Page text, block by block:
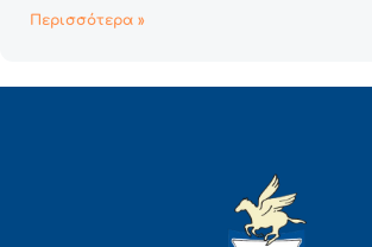
Περισσότερα »